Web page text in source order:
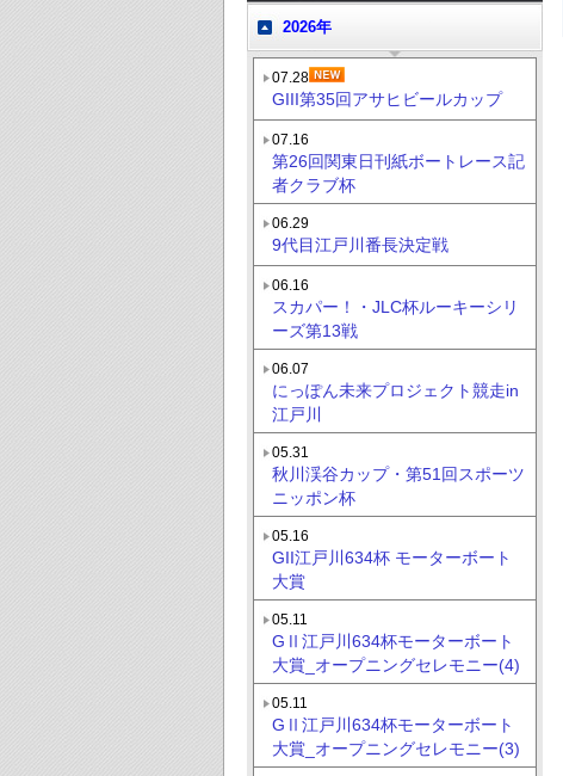
2026年
07.28
GIII第35回アサヒビールカップ
07.16
第26回関東日刊紙ボートレース記
者クラブ杯
06.29
9代目江戸川番長決定戦
06.16
スカパー！・JLC杯ルーキーシリ
ーズ第13戦
06.07
にっぽん未来プロジェクト競走in
江戸川
05.31
秋川渓谷カップ・第51回スポーツ
ニッポン杯
05.16
GII江戸川634杯 モーターボート
大賞
05.11
GⅡ江戸川634杯モーターボート
大賞_オープニングセレモニー(4)
05.11
GⅡ江戸川634杯モーターボート
大賞_オープニングセレモニー(3)